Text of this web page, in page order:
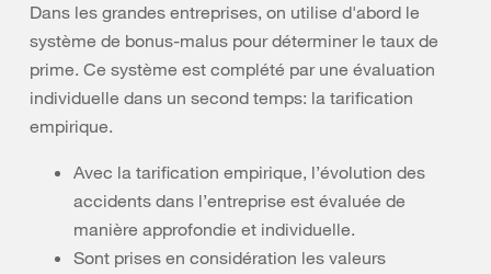
Dans les grandes entreprises, on utilise d'abord le
système de bonus-malus pour déterminer le taux de
prime. Ce système est complété par une évaluation
individuelle dans un second temps: la tarification
empirique.
Avec la tarification empirique, l’évolution des
accidents dans l’entreprise est évaluée de
manière approfondie et individuelle.
Sont prises en considération les valeurs